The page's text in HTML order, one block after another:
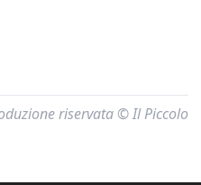
riservata © Il Piccolo